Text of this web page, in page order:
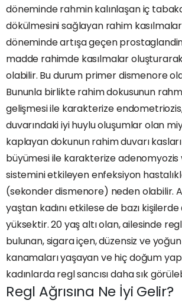
döneminde rahmin kalınlaşan iç
dökülmesini sağlayan rahim
döneminde artışa geçen
madde rahimde kasılmalar
olabilir. Bu durum primer dismenore
Bununla birlikte rahim dokusunun
gelişmesi ile karakterize
duvarındaki iyi huylu oluşumlar olan
kaplayan dokunun rahim duvarı
büyümesi ile karakterize
sistemini etkileyen enfeksiyon
(sekonder dismenore) neden olabilir.
yaştan kadını etkilese de bazı
yüksektir. 20 yaş altı olan, ailesinde
bulunan, sigara içen, düzensiz ve
kanamaları yaşayan ve hiç doğum
kadınlarda regl sancısı daha sık
Regl Ağrısına Ne İyi Gelir?